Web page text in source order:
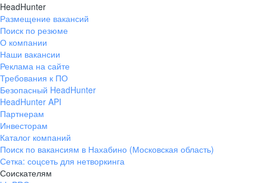
HeadHunter
Размещение вакансий
Поиск по резюме
О компании
Наши вакансии
Реклама на сайте
Требования к ПО
Безопасный HeadHunter
HeadHunter API
Партнерам
Инвесторам
Каталог компаний
Поиск по вакансиям в Нахабино (Московская область)
Сетка: соцсеть для нетворкинга
Соискателям